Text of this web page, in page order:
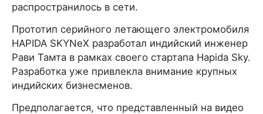
распространилось в сети.
Прототип серийного летающего электромобиля
HAPIDA SKYNeX разработал индийский инженер
Рави Тамта в рамках своего стартапа Hapida Sky.
Разработка уже привлекла внимание крупных
индийских бизнесменов.
Предполагается, что представленный на видео